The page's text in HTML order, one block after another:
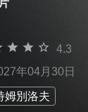
4.3
年04月30日
姆別洛夫